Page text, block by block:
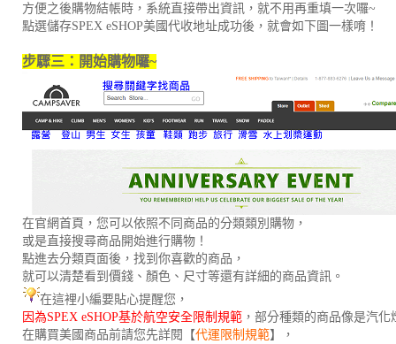
方便之後購物結帳時，系統直接帶出資訊，就不用再重填一次囉~
點選儲存SPEX eSHOP美國代收地址成功後，就會如下圖一樣唷！
步驟三：開始購物囉~
在官網首頁，您可以依照不同商品的分類類別購物，
或是直接搜尋商品開始進行購物！
點進去分類頁面後，找到你喜歡的商品，
就可以清楚看到價錢、顏色、尺寸等還有詳細的商品資訊。
在這裡小編要貼心提醒您，
因為SPEX eSHOP基於航空安全限制規範 ，部分種類的商品像是汽
在購買美國商品前請您先詳閱【代運限制規範】，